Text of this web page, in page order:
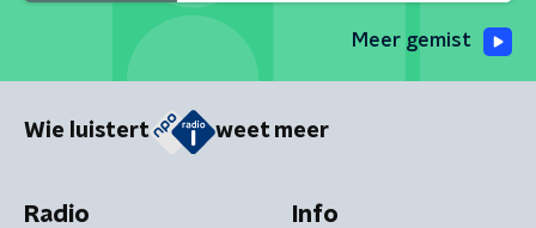
Meer gemist
Wie luistert weet meer
Radio Info